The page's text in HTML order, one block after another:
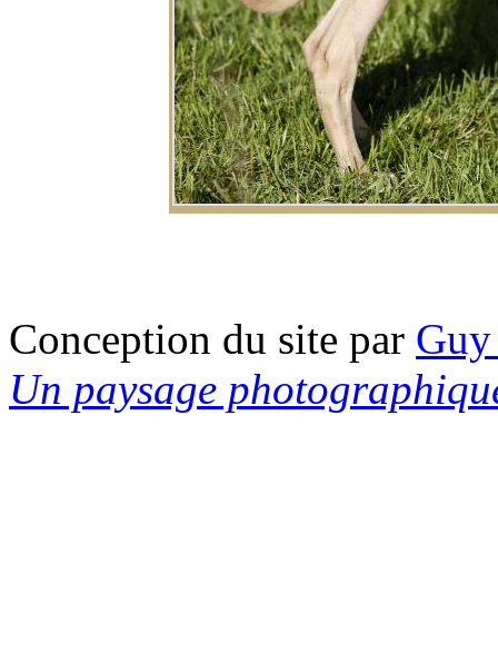
Conception du site par
Un paysage